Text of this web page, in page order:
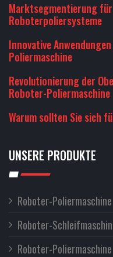
Marktsegmentierung
Roboterpoliersysteme
Innovative
Poliermaschine
Revolutionierung der
Roboter-Poliermaschine
Warum sollten Sie sich
UNSERE PRODUKTE
Roboter-Poliermaschine
Roboter-
Roboter-Poliermaschine